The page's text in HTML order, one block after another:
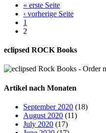
« erste Seite
‹ vorherige Seite
1
2
eclipsed ROCK Books
Artikel nach Monaten
September 2020 (18)
August 2020 (11)
July 2020 (17)